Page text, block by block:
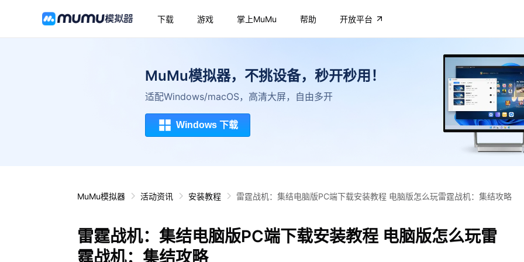
下载 游戏 掌上MuMu 帮助 开放平台
MuMu模拟器，不挑设备，秒开秒用！
适配Windows/macOS，高清大屏，自由多开
Windows 下载
MuMu模拟器 活动资讯 安装教程 雷霆战机：集结电脑版PC端下载安装教程 电脑版怎么玩雷霆战机：集结攻略
雷霆战机：集结电脑版PC端下载安装教程 电脑版怎么玩雷
霆战机：集结攻略